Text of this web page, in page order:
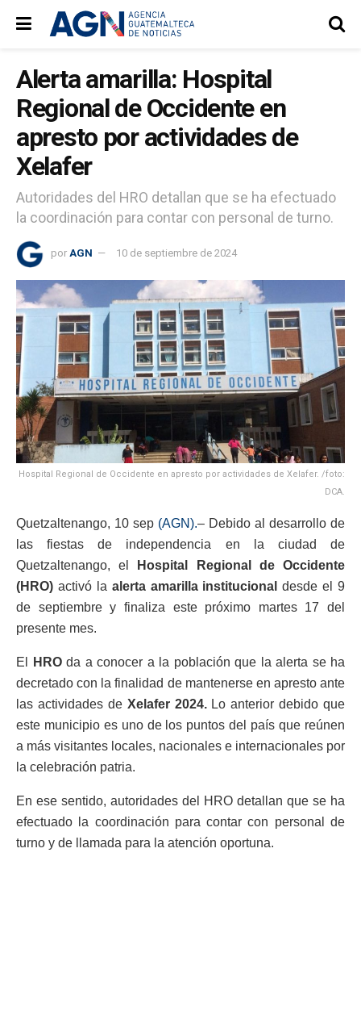
Alerta amarilla: Hospital
Regional de Occidente en
apresto por actividades de
Xelafer
Autoridades del HRO detallan que se ha efectuado
la coordinación para contar con personal de turno.
por AGN 10 de septiembre de 2024
Hospital Regional de Occidente en apresto por actividades de Xelafer. /foto:
DCA.
Quetzaltenango, 10 sep (AGN).– Debido al desarrollo de
las fiestas de independencia en la ciudad de
Quetzaltenango, el
Hospital Regional de Occidente
(HRO) activó la alerta amarilla institucional desde el 9
de septiembre y finaliza este próximo martes 17 del
presente mes.
El HROda a conocer a la población que la alerta se ha
decretado con la finalidad de mantenerse en apresto ante
las actividades de Xelafer 2024.Lo anterior debido que
este municipio es uno de los puntos del país que reúnen
a más visitantes locales, nacionales e internacionales por
la celebración patria.
En ese sentido, autoridades del HRO detallan que se ha
efectuado la coordinación para contar con personal de
turno y de llamada para la atención oportuna.